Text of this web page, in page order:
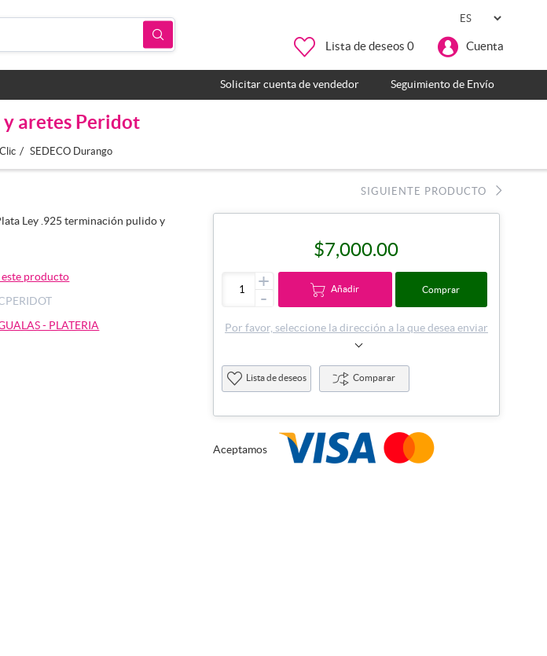
Lista de deseos 0 Cuenta
Solicitar cuenta de vendedor Seguimiento de Envío
aretes Peridot
/ SEDECO Durango
SIGUIENTE PRODUCTO
Ley .925 terminación pulido y
este producto
- PLATERIA
$7,000.00
+
- Añadir Comprar
Por favor, seleccione la dirección a la que desea enviar
Lista de deseos Comparar
Aceptamos